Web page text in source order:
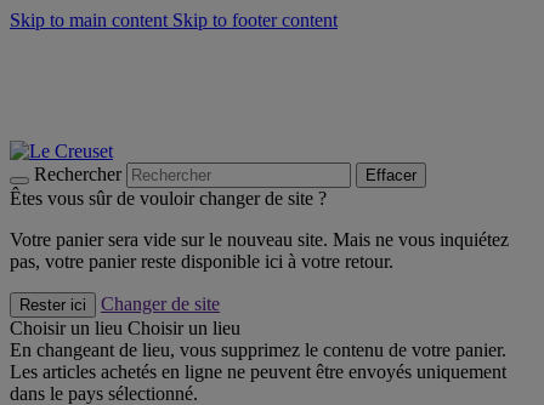
Skip to main content Skip to footer content
Rechercher Effacer
Êtes vous sûr de vouloir changer de site ?
Votre panier sera vide sur le nouveau site. Mais ne vous inquiétez
pas, votre panier reste disponible ici à votre retour.
Rester ici
Changer de site
Choisir un lieu Choisir un lieu
En changeant de lieu, vous supprimez le contenu de votre panier.
Les articles achetés en ligne ne peuvent être envoyés uniquement
dans le pays sélectionné.